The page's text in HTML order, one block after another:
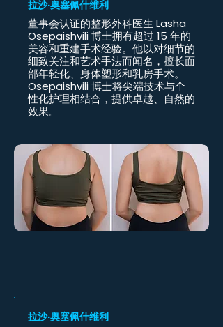
拉沙·奥塞佩什维利
董事会认证的整形外科医生 Lasha
Osepaishvili 博士拥有超过 15 年的
美容和重建手术经验。他以对细节的
细致关注和艺术手法而闻名，擅长面
部年轻化、身体塑形和乳房手术。
Osepaishvili 博士将尖端技术与个
性化护理相结合，提供卓越、自然的
效果。
拉沙·奥塞佩什维利